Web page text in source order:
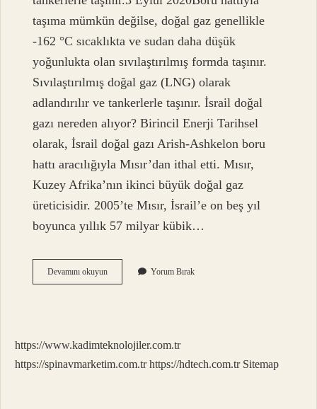
taşıma mümkün değilse, doğal gaz genellikle
-162 °C sıcaklıkta ve sudan daha düşük
yoğunlukta olan sıvılaştırılmış formda taşınır.
Sıvılaştırılmış doğal gaz (LNG) olarak
adlandırılır ve tankerlerle taşınır. İsrail doğal
gazı nereden alıyor? Birincil Enerji Tarihsel
olarak, İsrail doğal gazı Arish-Ashkelon boru
hattı aracılığıyla Mısır’dan ithal etti. Mısır,
Kuzey Afrika’nın ikinci büyük doğal gaz
üreticisidir. 2005’te Mısır, İsrail’e on beş yıl
boyunca yıllık 57 milyar kübik…
Devamını okuyunÜlkeler
Arası
Yorum Bırak
https://www.kadimteknolojiler.com.tr
https://spinavmarketim.com.tr https://hdtech.com.tr Sitemap